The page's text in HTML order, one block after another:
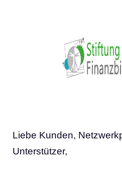
Liebe Kunden,
Unterstützer,